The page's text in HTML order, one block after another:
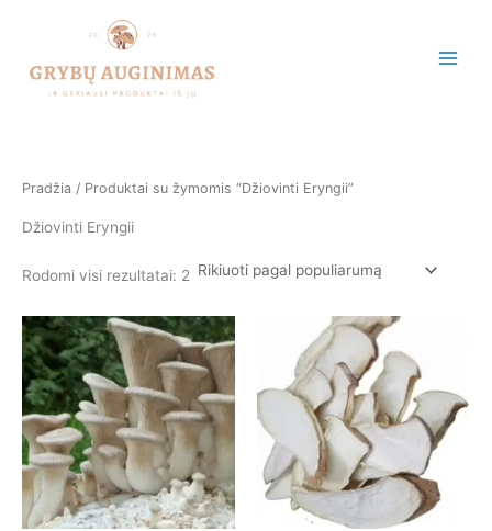
Pradžia / Produktai su žymomis “Džiovinti Eryngii”
Džiovinti Eryngii
Rodomi visi rezultatai: 2
This
product
has
multiple
variants.
The
options
may
be
Price
range:
€6.90
through
€160.00
has
multiple
variants.
The
options
may
be